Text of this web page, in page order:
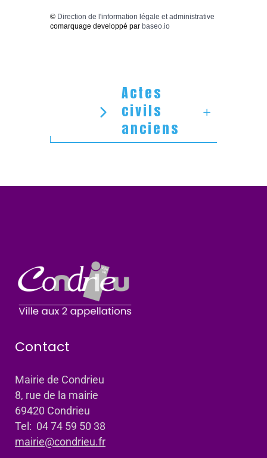
© Direction de l'information légale et administrative
comarquage developpé par baseo.io
Actes
civils
anciens
Contact
Mairie de Condrieu
8, rue de la mairie
69420 Condrieu
Tel: 04 74 59 50 38
mairie@condrieu.fr